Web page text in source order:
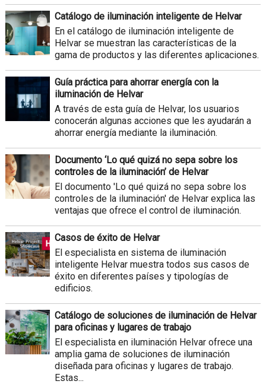
Catálogo de iluminación inteligente de Helvar
En el catálogo de iluminación inteligente de
Helvar se muestran las características de la
gama de productos y las diferentes aplicaciones.
Guía práctica para ahorrar energía con la
iluminación de Helvar
A través de esta guía de Helvar, los usuarios
conocerán algunas acciones que les ayudarán a
ahorrar energía mediante la iluminación.
Documento ‘Lo qué quizá no sepa sobre los
controles de la iluminación’ de Helvar
El documento 'Lo qué quizá no sepa sobre los
controles de la iluminación' de Helvar explica las
ventajas que ofrece el control de iluminación.
Casos de éxito de Helvar
El especialista en sistema de iluminación
inteligente Helvar muestra todos sus casos de
éxito en diferentes países y tipologías de
edificios.
Catálogo de soluciones de iluminación de Helvar
para oficinas y lugares de trabajo
El especialista en iluminación Helvar ofrece una
amplia gama de soluciones de iluminación
diseñada para oficinas y lugares de trabajo.
Estas...